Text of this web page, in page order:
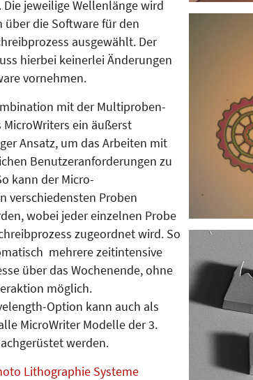
Die jeweilige Wellenlänge wird
über die Software für den
ausgewählt. Der
hierbei keinerlei Änderungen
vornehmen.
mit der Multiproben-
ein äußerst
Ansatz, um das Arbeiten mit
Benutzeranforderungen zu
kann der Micro-
verschiedensten Proben
wobei jeder einzelnen Probe
zugeordnet wird. So
mehrere zeitintensive
über das Wochenende, ohne
möglich.
Option kann auch als
MicroWriter Modelle der 3.
werden.
Lithographie Systeme